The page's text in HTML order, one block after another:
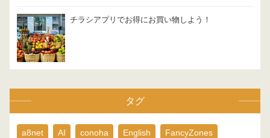
チラシアプリでお得にお買い物しよう！
タグ
a8net AI conoha English FancyZones